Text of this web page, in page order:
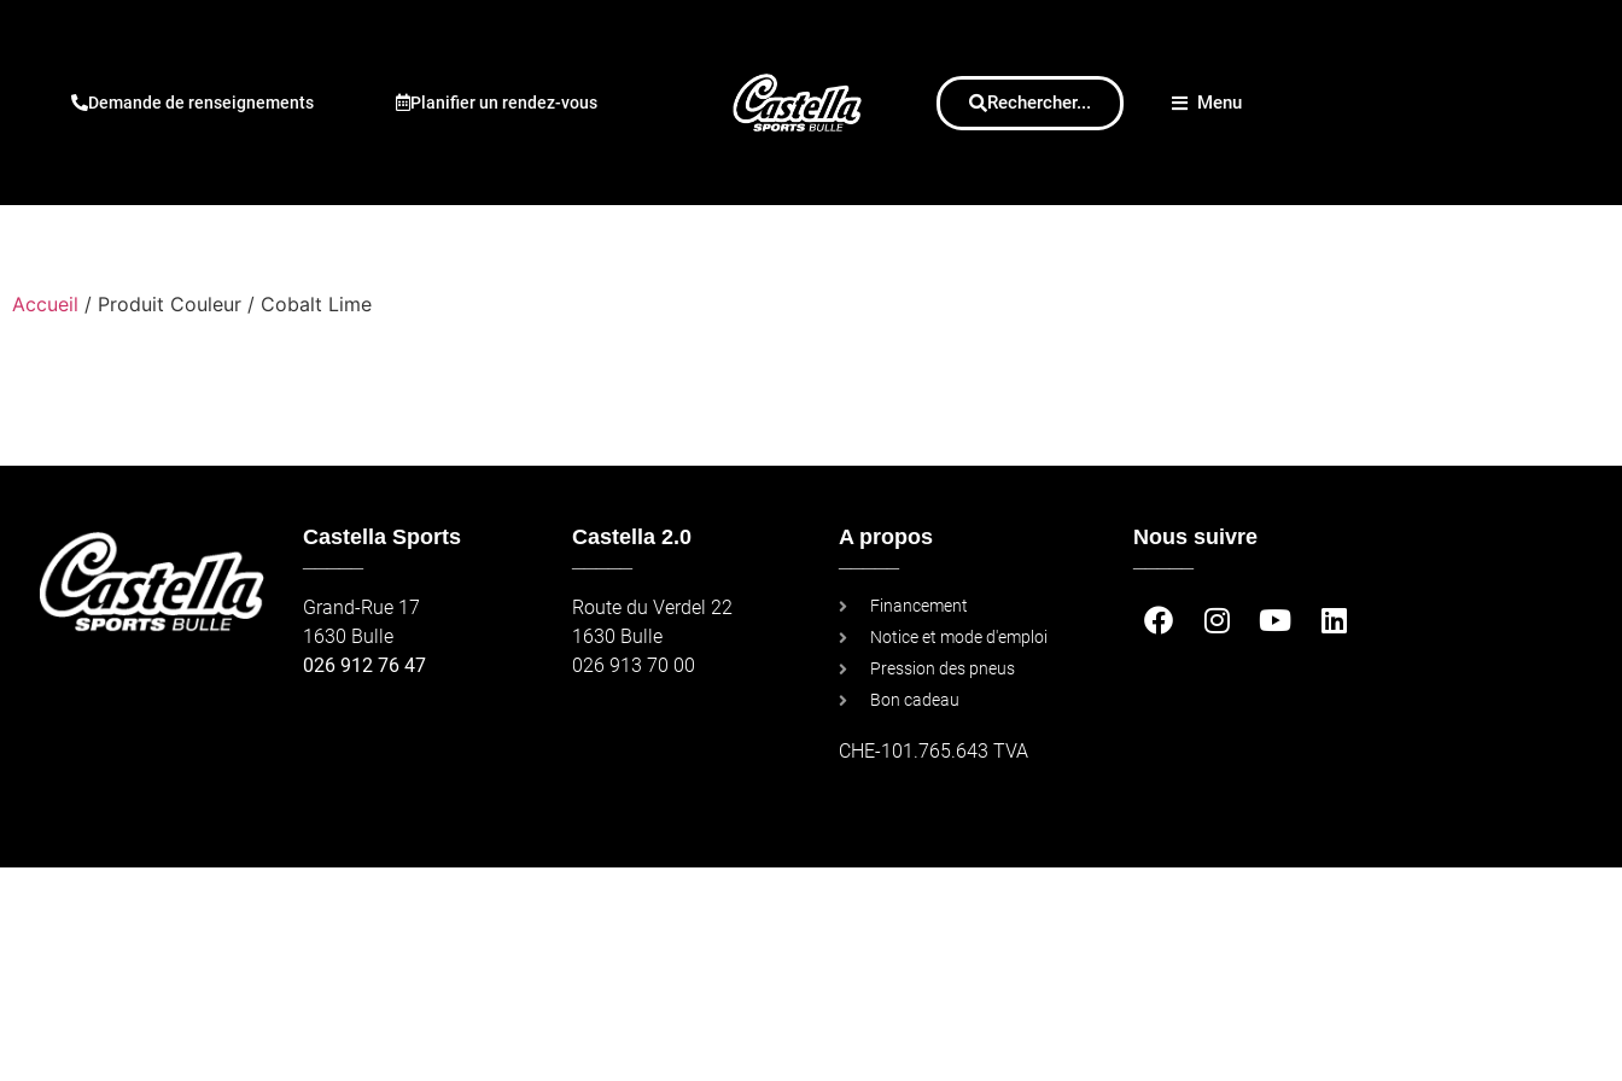
Demande de renseignements Planifier un rendez-vous Rechercher... Menu
Accueil / Produit Couleur / Cobalt Lime
Castella Sports
Grand-Rue 17
1630 Bulle
026 912 76 47
Castella 2.0
Route du Verdel 22
1630 Bulle
026 913 70 00
A propos
Financement
Notice et mode d'emploi
Pression des pneus
Bon cadeau
CHE-101.765.643 TVA
Nous suivre